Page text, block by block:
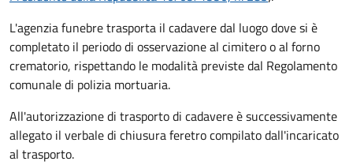
L'agenzia funebre trasporta il cadavere dal luogo dove si è
completato il periodo di osservazione al cimitero o al forno
crematorio, rispettando le modalità previste dal Regolamento
comunale di polizia mortuaria.
All'autorizzazione di trasporto di cadavere è successivamente
allegato il verbale di chiusura feretro compilato dall'incaricato
al trasporto.